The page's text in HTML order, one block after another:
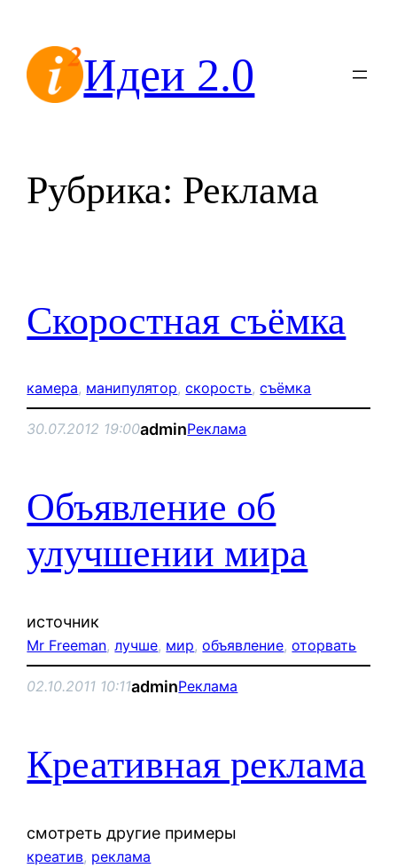
содержимомуИдеи 2.0
Рубрика: Реклама
Скоростная съёмка
камера, манипулятор, скорость, съёмка
30.07.2012 19:00adminРеклама
Объявление об
улучшении мира
источник
Mr Freeman, лучше, мир, объявление, оторвать
02.10.2011 10:11adminРеклама
Креативная реклама
смотреть другие примеры
креатив, реклама